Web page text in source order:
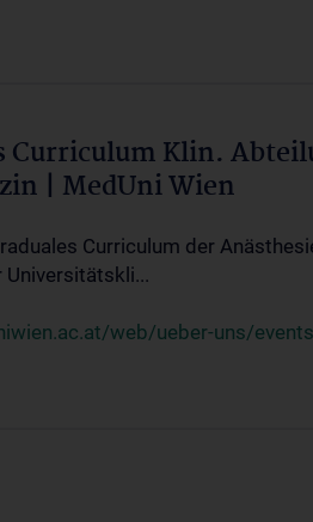
Curriculum Klin.
| MedUni Wien
Curriculum der
web/ueber-uns/